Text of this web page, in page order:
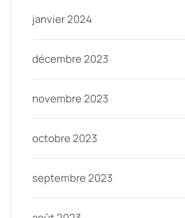
janvier 2024
décembre 2023
novembre 2023
octobre 2023
septembre 2023